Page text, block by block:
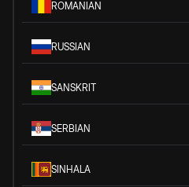
ROMANIAN
RUSSIAN
SANSKRIT
SERBIAN
SINHALA